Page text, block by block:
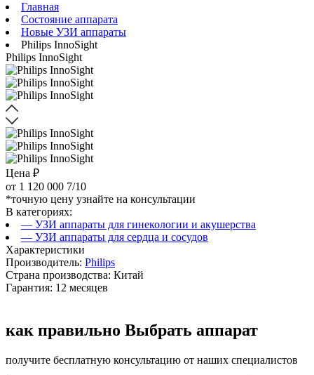
Главная
Состояние аппарата
Новые УЗИ аппараты
Philips InnoSight
Philips InnoSight
Цена ₽
от 1 120 000 7/10
*точную цену узнайте на консультации
В категориях:
— УЗИ аппараты для гинекологии и акушерства
— УЗИ аппараты для сердца и сосудов
Характеристики
Производитель: Philips
Страна производства: Китай
Гарантия: 12 месяцев
как правильно Выбрать аппарат
получите бесплатную консультацию от наших специалистов